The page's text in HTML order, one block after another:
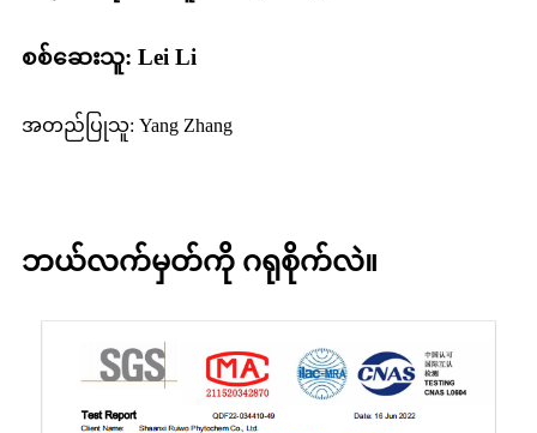
စစ်ဆေးသူ: Lei Li
အတည်ပြုသူ: Yang Zhang
ဘယ်လက်မှတ်ကို ဂရုစိုက်လဲ။